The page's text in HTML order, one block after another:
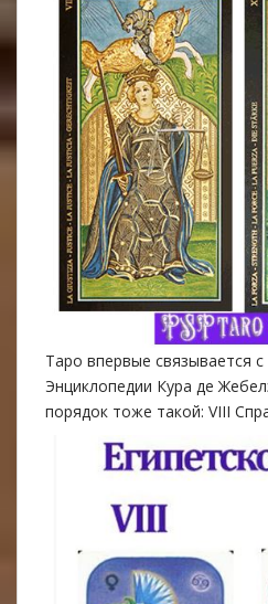
Таро впервые связывается
Энциклопедии Кура де
порядок тоже такой: VIII